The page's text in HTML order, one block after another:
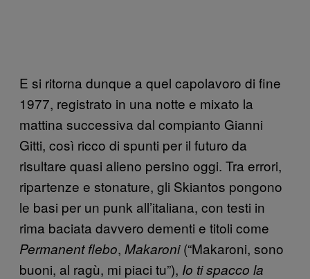
E si ritorna dunque a quel capolavoro di fine
1977, registrato in una notte e mixato la
mattina successiva dal compianto Gianni
Gitti, così ricco di spunti per il futuro da
risultare quasi alieno persino oggi. Tra errori,
ripartenze e stonature, gli Skiantos pongono
le basi per un punk all’italiana, con testi in
rima baciata davvero dementi e titoli come
Permanent flebo, Makaroni(“Makaroni, sono
buoni, al ragù, mi piaci tu”), Io ti spacco la